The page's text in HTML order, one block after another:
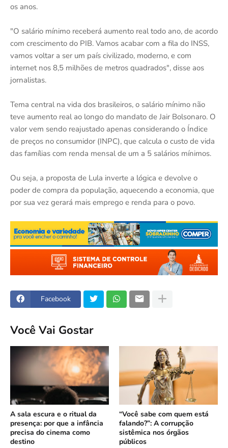
os anos.
"O salário mínimo receberá aumento real todo ano, de acordo
com crescimento do PIB. Vamos acabar com a fila do INSS,
vamos voltar a ser um país civilizado, moderno, e com
internet nos 8,5 milhões de metros quadrados", disse aos
jornalistas.
Tema central na vida dos brasileiros, o salário mínimo não
teve aumento real ao longo do mandato de Jair Bolsonaro. O
valor vem sendo reajustado apenas considerando o Índice
de preços no consumidor (INPC), que calcula o custo de vida
das famílias com renda mensal de um a 5 salários mínimos.
Ou seja, a proposta de Lula inverte a lógica e devolve o
poder de compra da população, aquecendo a economia, que
por sua vez gerará mais emprego e renda para o povo.
Facebook
Você Vai Gostar
A sala escura e o ritual da
presença: por que a infância
precisa do cinema como
destino
“Você sabe com quem está
falando?”: A corrupção
sistêmica nos órgãos
públicos